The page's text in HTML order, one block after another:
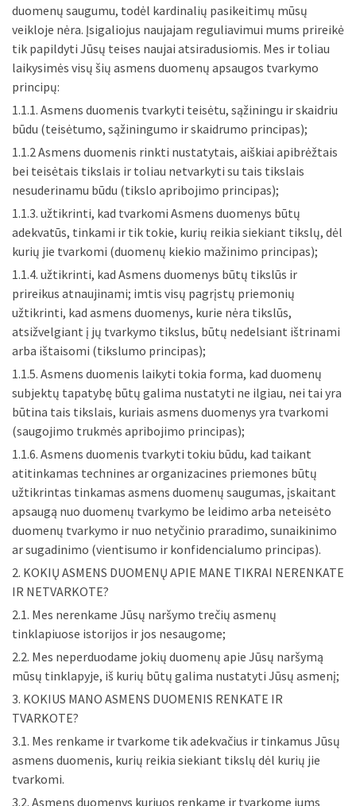
duomenų saugumu, todėl kardinalių pasikeitimų mūsų
veikloje nėra. Įsigaliojus naujajam reguliavimui mums prireikė
tik papildyti Jūsų teises naujai atsiradusiomis. Mes ir toliau
laikysimės visų šių asmens duomenų apsaugos tvarkymo
principų:
1.1.1. Asmens duomenis tvarkyti teisėtu, sąžiningu ir skaidriu
būdu (teisėtumo, sąžiningumo ir skaidrumo principas);
1.1.2 Asmens duomenis rinkti nustatytais, aiškiai apibrėžtais
bei teisėtais tikslais ir toliau netvarkyti su tais tikslais
nesuderinamu būdu (tikslo apribojimo principas);
1.1.3. užtikrinti, kad tvarkomi Asmens duomenys būtų
adekvatūs, tinkami ir tik tokie, kurių reikia siekiant tikslų, dėl
kurių jie tvarkomi (duomenų kiekio mažinimo principas);
1.1.4. užtikrinti, kad Asmens duomenys būtų tikslūs ir
prireikus atnaujinami; imtis visų pagrįstų priemonių
užtikrinti, kad asmens duomenys, kurie nėra tikslūs,
atsižvelgiant į jų tvarkymo tikslus, būtų nedelsiant ištrinami
arba ištaisomi (tikslumo principas);
1.1.5. Asmens duomenis laikyti tokia forma, kad duomenų
subjektų tapatybę būtų galima nustatyti ne ilgiau, nei tai yra
būtina tais tikslais, kuriais asmens duomenys yra tvarkomi
(saugojimo trukmės apribojimo principas);
1.1.6. Asmens duomenis tvarkyti tokiu būdu, kad taikant
atitinkamas technines ar organizacines priemones būtų
užtikrintas tinkamas asmens duomenų saugumas, įskaitant
apsaugą nuo duomenų tvarkymo be leidimo arba neteisėto
duomenų tvarkymo ir nuo netyčinio praradimo, sunaikinimo
ar sugadinimo (vientisumo ir konfidencialumo principas).
2. KOKIŲ ASMENS DUOMENŲ APIE MANE TIKRAI NERENKATE
IR NETVARKOTE?
2.1. Mes nerenkame Jūsų naršymo trečių asmenų
tinklapiuose istorijos ir jos nesaugome;
2.2. Mes neperduodame jokių duomenų apie Jūsų naršymą
mūsų tinklapyje, iš kurių būtų galima nustatyti Jūsų asmenį;
3. KOKIUS MANO ASMENS DUOMENIS RENKATE IR
TVARKOTE?
3.1. Mes renkame ir tvarkome tik adekvačius ir tinkamus Jūsų
asmens duomenis, kurių reikia siekiant tikslų dėl kurių jie
tvarkomi.
3.2. Asmens duomenys kuriuos renkame ir tvarkome jums